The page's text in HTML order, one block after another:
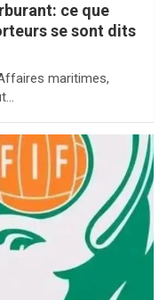
ce que
se sont dits
maritimes,